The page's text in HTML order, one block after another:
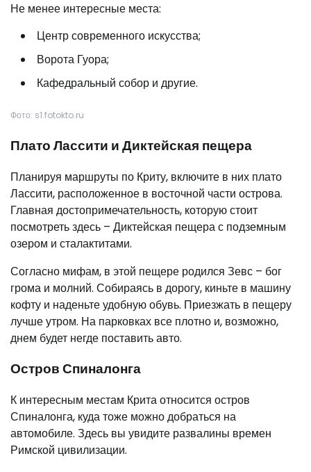
Не менее интересные места:
Центр современного искусства;
Ворота Гуора;
Кафедральный собор и другие.
Фото: s1.fotokto.ru
Плато Лассити и Диктейская пещера
Планируя маршруты по Криту, включите в них плато
Лассити, расположенное в восточной части острова.
Главная достопримечательность, которую стоит
посмотреть здесь – Диктейская пещера с подземным
озером и сталактитами.
Согласно мифам, в этой пещере родился Зевс – бог
грома и молний. Собираясь в дорогу, киньте в машину
кофту и наденьте удобную обувь. Приезжать в пещеру
лучше утром. На парковках все плотно и, возможно,
днем будет негде поставить авто.
Остров Спиналонга
К интересным местам Крита относится остров
Спиналонга, куда тоже можно добраться на
автомобиле. Здесь вы увидите развалины времен
Римской цивилизации.